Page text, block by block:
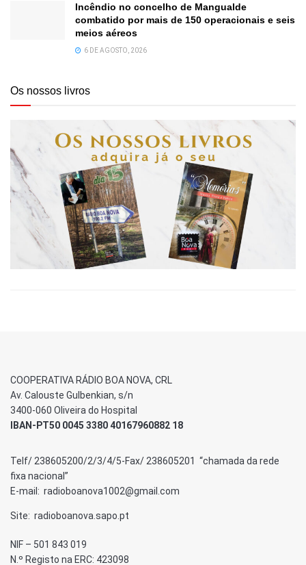
Incêndio no concelho de Mangualde
combatido por mais de 150 operacionais e seis
meios aéreos
6 DE AGOSTO, 2026
Os nossos livros
COOPERATIVA RÁDIO BOA NOVA, CRL
Av. Calouste Gulbenkian, s/n
3400-060 Oliveira do Hospital
IBAN-PT50 0045 3380 40167960882 18
Telf/ 238605200/2/3/4/5-Fax/ 238605201 “chamada da rede
fixa nacional”
E-mail: radioboanova1002@gmail.com
Site: radioboanova.sapo.pt
NIF – 501 843 019
N.º Registo na ERC: 423098